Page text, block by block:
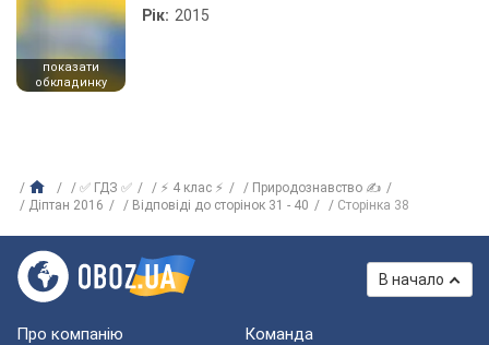
показати
обкладинку
Рік: 2015
✅ ГДЗ ✅ ⚡ 4 клас ⚡
Природознавство ✍
Діптан 2016
Відповіді до сторінок 31 - 40 Сторінка 38
В начало
Про компанію Команда